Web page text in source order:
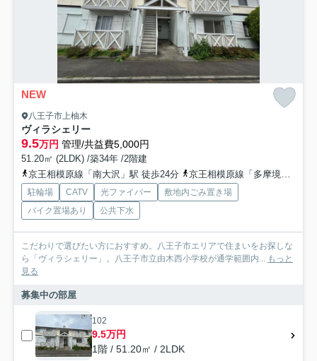
NEW
八王子市上柚木
ヴィラシェリー
9.5万円 管理/共益費5,000円
51.20㎡ (2LDK) /築34年 /2階建
京王相模原線「南大沢」駅 徒歩24分
京王相模原線「多摩境」駅 徒歩37分
駐輪場 CATV 光ファイバー
敷地内ごみ置き場
バイク置場あり
公共下水
こだわりで選びたい方におすすめ。八王子市エリアで住まいをお探しな
ら「ヴィラシェリー」。八王子市立由木西小学校が通学範囲内... もっと
見る
募集中の部屋
102
9.5万円
1階 / 51.20㎡ / 2LDK